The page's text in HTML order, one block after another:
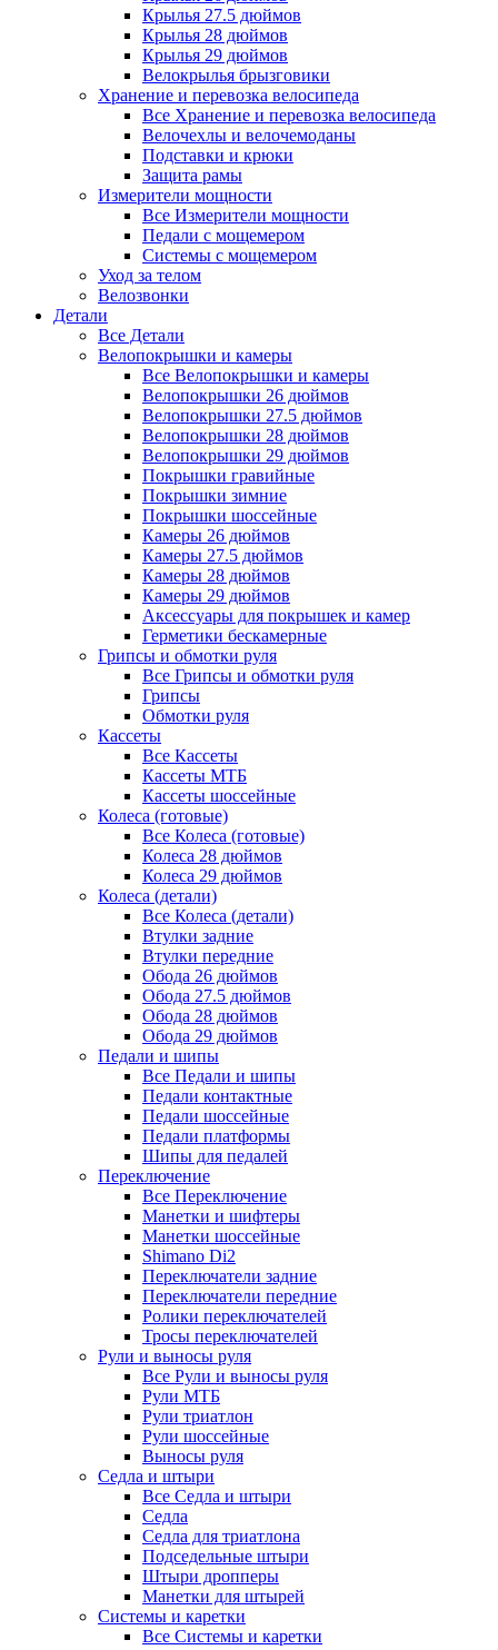
Крылья 27.5 дюймов
Крылья 28 дюймов
Крылья 29 дюймов
Велокрылья брызговики
Хранение и перевозка велосипеда
Все Хранение и перевозка велосипеда
Велочехлы и велочемоданы
Подставки и крюки
Защита рамы
Измерители мощности
Все Измерители мощности
Педали с мощемером
Системы с мощемером
Уход за телом
Велозвонки
Детали
Все Детали
Велопокрышки и камеры
Все Велопокрышки и камеры
Велопокрышки 26 дюймов
Велопокрышки 27.5 дюймов
Велопокрышки 28 дюймов
Велопокрышки 29 дюймов
Покрышки гравийные
Покрышки зимние
Покрышки шоссейные
Камеры 26 дюймов
Камеры 27.5 дюймов
Камеры 28 дюймов
Камеры 29 дюймов
Аксессуары для покрышек и камер
Герметики бескамерные
Грипсы и обмотки руля
Все Грипсы и обмотки руля
Грипсы
Обмотки руля
Кассеты
Все Кассеты
Кассеты МТБ
Кассеты шоссейные
Колеса (готовые)
Все Колеса (готовые)
Колеса 28 дюймов
Колеса 29 дюймов
Колеса (детали)
Все Колеса (детали)
Втулки задние
Втулки передние
Обода 26 дюймов
Обода 27.5 дюймов
Обода 28 дюймов
Обода 29 дюймов
Педали и шипы
Все Педали и шипы
Педали контактные
Педали шоссейные
Педали платформы
Шипы для педалей
Переключение
Все Переключение
Манетки и шифтеры
Манетки шоссейные
Shimano Di2
Переключатели задние
Переключатели передние
Ролики переключателей
Тросы переключателей
Рули и выносы руля
Все Рули и выносы руля
Рули МТБ
Рули триатлон
Рули шоссейные
Выносы руля
Седла и штыри
Все Седла и штыри
Седла
Седла для триатлона
Подседельные штыри
Штыри дропперы
Манетки для штырей
Системы и каретки
Все Системы и каретки